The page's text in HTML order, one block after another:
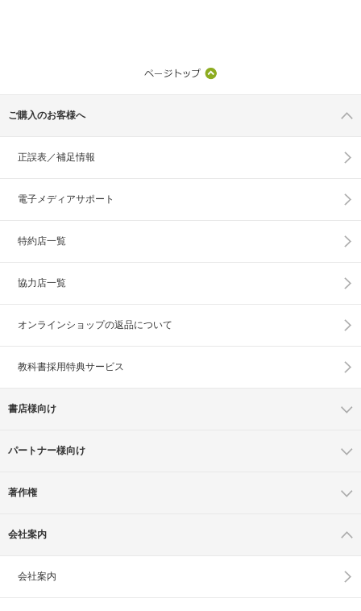
ご購入のお客様へ
正誤表／補足情報
電子メディアサポート
特約店一覧
協力店一覧
オンラインショップの返品について
教科書採用特典サービス
書店様向け
パートナー様向け
著作権
会社案内
会社案内